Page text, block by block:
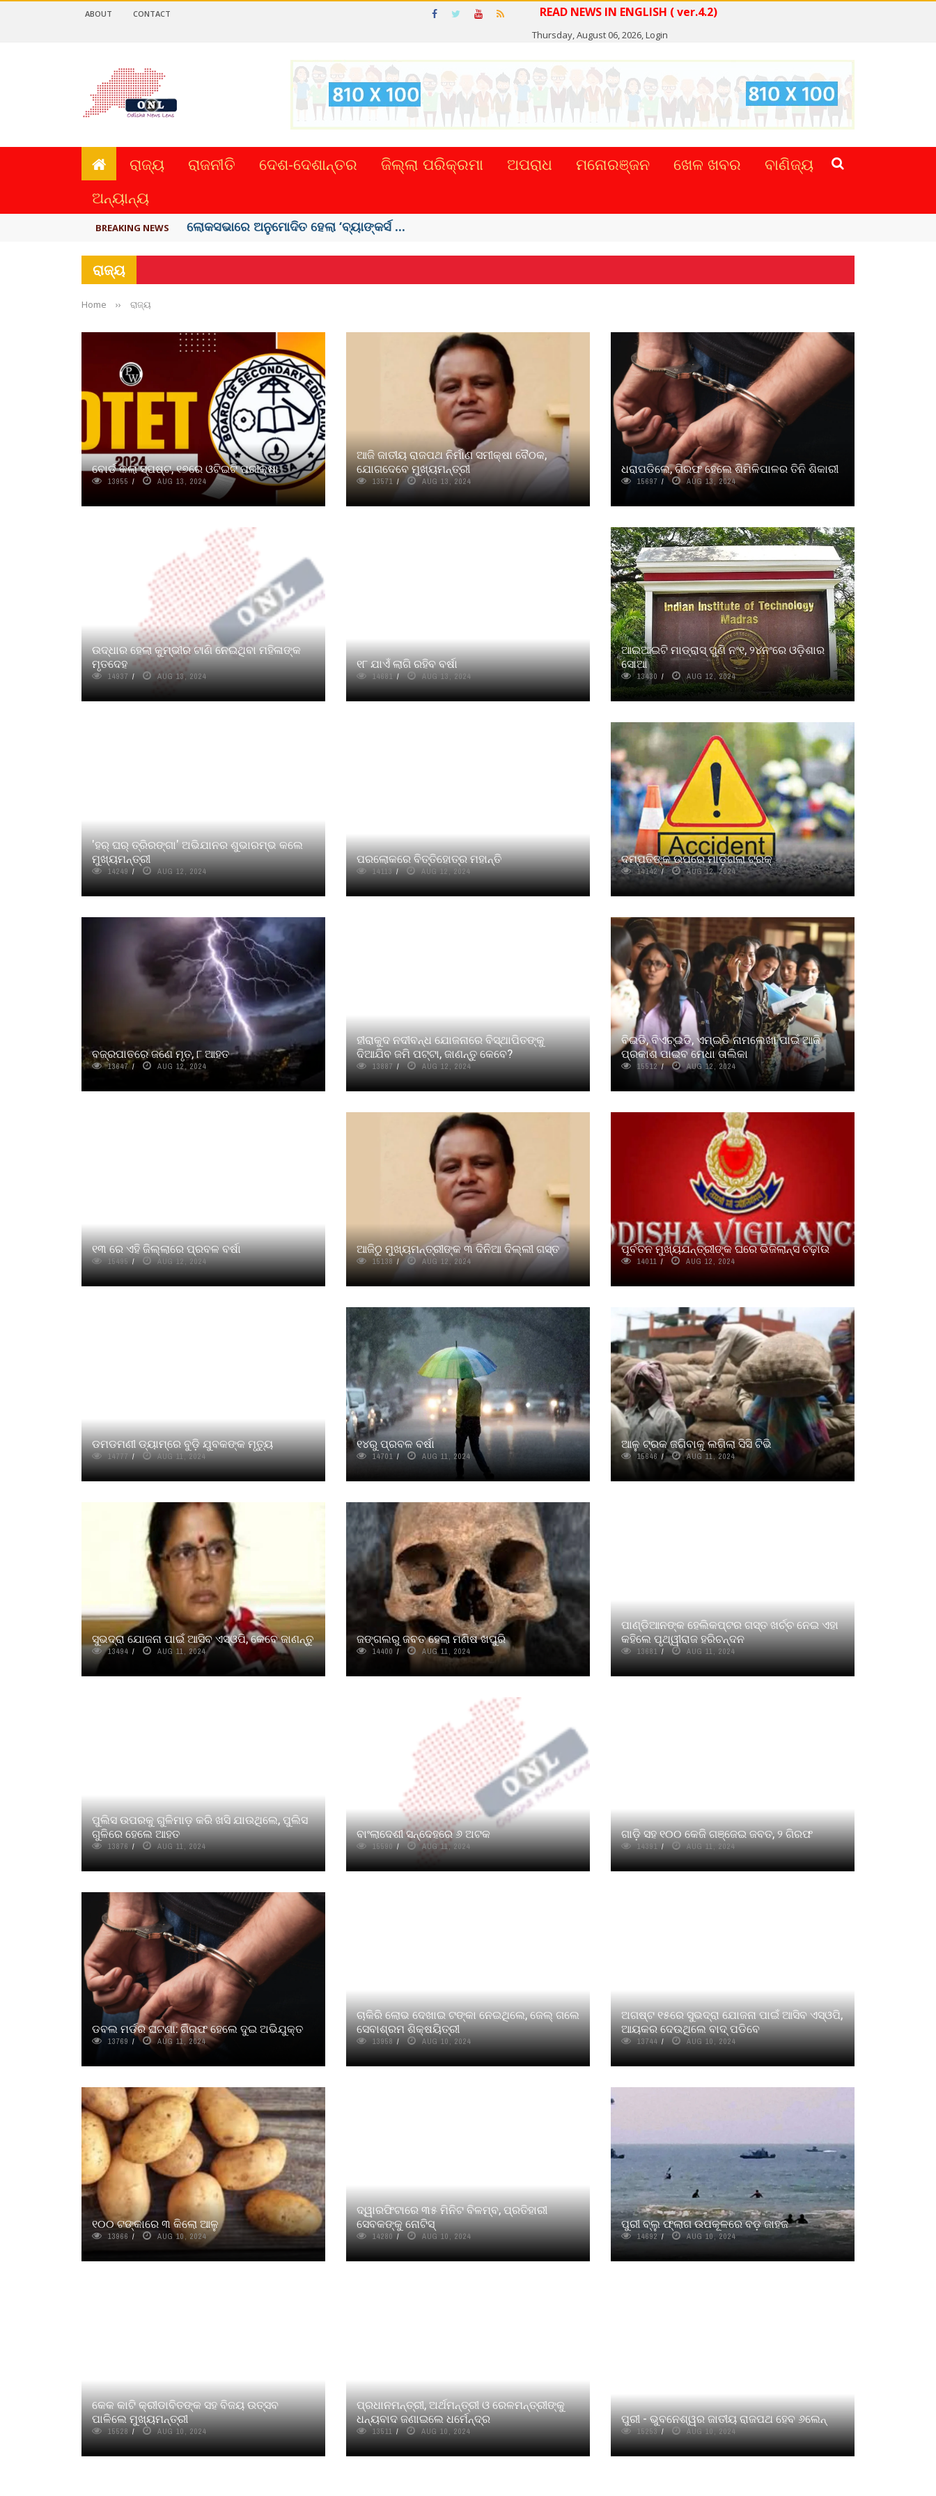
READ NEWS IN ENGLISH ( ver.4.2)
Thursday, August 06, 2026,Login
ABOUT CONTACT
ରାଜ୍ୟ ରାଜନୀତି ଦେଶ-ଦେଶାନ୍ତର ଜିଲ୍ଲା ପରିକ୍ରମା ଅପରାଧ ମନୋରଞ୍ଜନ ଖେଳ ଖବର
ବାଣିଜ୍ୟ
ଅନ୍ୟାନ୍ୟ
BREAKING NEWS ଭୁଶୁଡ଼ିଲା ପୁରୁଣା କୋଠା, ୬ ମୃତ
ରାଜ୍ୟ
Home ›› ରାଜ୍ୟ
ବୋର୍ଡ କଲା ସ୍ପଷ୍ଟ, ୧୭ରେ ଓଟିଇଟି ପରୀକ୍ଷା
13955 AUG 13, 2024
ଆଜି ଜାତୀୟ ରାଜପଥ ନିର୍ମାଣ ସମୀକ୍ଷା ବୈଠକ,
ଯୋଗଦେବେ ମୁଖ୍ୟମନ୍ତ୍ରୀ
13571 AUG 13, 2024
ଧରାପଡିଲେ, ଗିରଫ ହେଲେ ଶିମିଳିପାଳର ତିନି ଶିକାରୀ
15697 AUG 13, 2024
ଉଦ୍ଧାର ହେଲା କୁମ୍ଭୀର ଟାଣି ନେଇଥିବା ମହିଳାଙ୍କ
ମୃତଦେହ
14937 AUG 13, 2024
୧୮ ଯାଏଁ ଲାଗି ରହିବ ବର୍ଷା
14681 AUG 13, 2024
ଆଇଆଇଟି ମାଡ୍ରାସ୍ ପୁଣି ନଂ୧, ୨୪ନଂରେ ଓଡ଼ିଶାର
ସୋଆ
13430 AUG 12, 2024
'ହର୍ ଘର୍ ତ୍ରିରଙ୍ଗା' ଅଭିଯାନର ଶୁଭାରମ୍ଭ କଲେ
ମୁଖ୍ୟମନ୍ତ୍ରୀ
14249 AUG 12, 2024
ପରଲୋକରେ ବିତ୍ତିହୋତ୍ର ମହାନ୍ତି
14113 AUG 12, 2024
ଦମ୍ପତିଙ୍କ ଉପରେ ମାଡ଼ିଗଲା ଟ୍ରକ୍
14142 AUG 12, 2024
ବଜ୍ରପାତରେ ଜଣେ ମୃତ, ୮ ଆହତ
13647 AUG 12, 2024
ହୀରାକୁଦ ନଦୀବନ୍ଧ ଯୋଜନାରେ ବିସ୍ଥାପିତଙ୍କୁ
ଦିଆଯିବ ଜମି ପଟ୍ଟା, ଜାଣନ୍ତୁ କେବେ?
13887 AUG 12, 2024
ବିଇଡି, ବିଏଚ୍‌‌ଇଡି, ଏମ୍‌‌ଇଡି ନାମଲେଖା ପାଇଁ ଆଜି
ପ୍ରକାଶ ପାଇବ ମେଧା ତାଲିକା
15512 AUG 12, 2024
୧୩ ରେ ଏହି ଜିଲ୍ଲାରେ ପ୍ରବଳ ବର୍ଷା
15495 AUG 12, 2024
ଆଜିଠୁ ମୁଖ୍ୟମନ୍ତ୍ରୀଙ୍କ ୩ ଦିନିଆ ଦିଲ୍ଲୀ ଗସ୍ତ
15138 AUG 12, 2024
ପୂର୍ବତନ ମୁଖ୍ୟଯନ୍ତ୍ରୀଙ୍କ ଘରେ ଭିଜିଲାନ୍ସ ଚଢ଼ାଉ
14011 AUG 12, 2024
ଡମଡମଣୀ ଡ୍ୟାମ୍‌ରେ ବୁଡ଼ି ଯୁବକଙ୍କ ମୃତ୍ୟୁ
14777 AUG 11, 2024
୧୪ରୁ ପ୍ରବଳ ବର୍ଷା
14701 AUG 11, 2024
ଆଳୁ ଟ୍ରକ ଜଗିବାକୁ ଲଗିଲା ସିସି ଟିଭି
15646 AUG 11, 2024
ସୁଭଦ୍ରା ଯୋଜନା ପାଇଁ ଆସିବ ଏସ୍‌ଓପି, କେବେ ଜାଣନ୍ତୁ
13494 AUG 11, 2024
ଜଙ୍ଗଲରୁ ଜବତ ହେଲା ମଣିଷ ଖପୁରି
14400 AUG 11, 2024
ପାଣ୍ଡିଆନଙ୍କ ହେଲିକପ୍ଟର ଗସ୍ତ ଖର୍ଚ୍ଚ ନେଇ ଏହା
କହିଲେ ପୃଥ୍ୱୀରାଜ ହରିଚନ୍ଦନ
13681 AUG 11, 2024
ପୁଲିସ ଉପରକୁ ଗୁଳିମାଡ଼ କରି ଖସି ଯାଉଥିଲେ, ପୁଲିସ
ଗୁଳିରେ ହେଲେ ଆହତ
13876 AUG 11, 2024
ବାଂଲାଦେଶୀ ସନ୍ଦେହରେ ୬ ଅଟକ
15590 AUG 11, 2024
ଗାଡ଼ି ସହ ୧୦୦ କେଜି ଗଞ୍ଜେଇ ଜବତ, ୨ ଗିରଫ
14391 AUG 11, 2024
ଡବଲ ମର୍ଡର ଘଟଣା: ଗିରଫ ହେଲେ ଦୁଇ ଅଭିଯୁକ୍ତ
13769 AUG 11, 2024
ଚାକିରି ଲୋଭ ଦେଖାଇ ଟଙ୍କା ନେଇଥିଲେ, ଜେଲ୍ ଗଲେ
ସେବାଶ୍ରମ ଶିକ୍ଷୟିତ୍ରୀ
13958 AUG 10, 2024
ଅଗଷ୍ଟ ୧୫ରେ ସୁଭଦ୍ରା ଯୋଜନା ପାଇଁ ଆସିବ ଏସ୍‌ଓପି,
ଆୟକର ଦେଉଥିଲେ ବାଦ୍ ପଡିବେ
13744 AUG 10, 2024
୧୦୦ ଟଙ୍କାରେ ୩ କିଲୋ ଆଳୁ
13966 AUG 10, 2024
ଦ୍ୱାରଫିଟାରେ ୩୫ ମିନିଟ ବିଳମ୍ବ, ପ୍ରତିହାରୀ
ସେବକଙ୍କୁ ନୋଟିସ୍
14280 AUG 10, 2024
ପୁରୀ ବ୍ଲୁ ଫ୍ଲାଗ ଉପକୂଳରେ ବଡ଼ ଜାହଜ
14692 AUG 10, 2024
କେକ କାଟି କ୍ରୀଡାବିତଙ୍କ ସହ ବିଜୟ ଉତ୍ସବ
ପାଳିଲେ ମୁଖ୍ୟମନ୍ତ୍ରୀ
15528 AUG 10, 2024
ପ୍ରଧାନମନ୍ତ୍ରୀ, ଅର୍ଥମନ୍ତ୍ରୀ ଓ ରେଳମନ୍ତ୍ରୀଙ୍କୁ
ଧନ୍ୟବାଦ ଜଣାଇଲେ ଧର୍ମେନ୍ଦ୍ର
13511 AUG 10, 2024
ପୁରୀ - ଭୁବନେଶ୍ୱର ଜାତୀୟ ରାଜପଥ ହେବ ୬ଲେନ୍
15253 AUG 10, 2024